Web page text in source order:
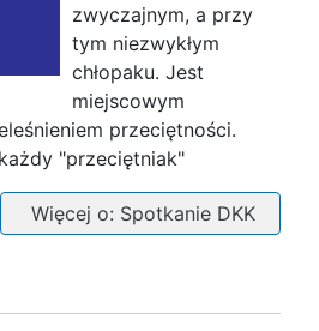
zwyczajnym, a przy
tym niezwykłym
chłopaku. Jest
miejscowym
przeciętności.
"przeciętniak"
Więcej o: Spotkanie DKK